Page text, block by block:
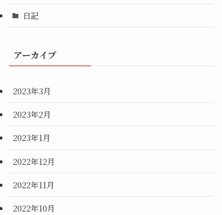
日記
アーカイブ
2023年3月
2023年2月
2023年1月
2022年12月
2022年11月
2022年10月